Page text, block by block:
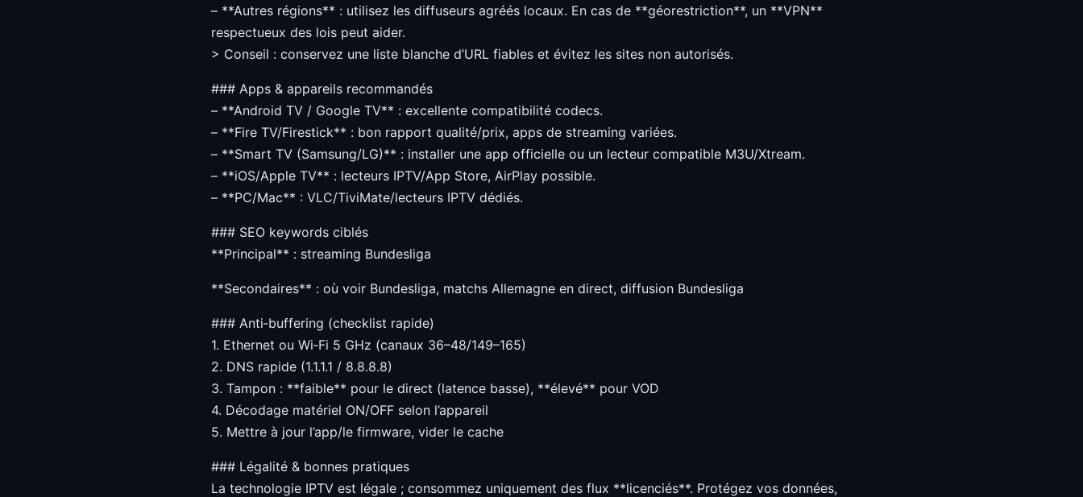
– **Autres régions** : utilisez les diffuseurs agréés locaux. En cas de **géorestriction**, un **VPN**
respectueux des lois peut aider.
> Conseil : conservez une liste blanche d’URL fiables et évitez les sites non autorisés.
### Apps & appareils recommandés
– **Android TV / Google TV** : excellente compatibilité codecs.
– **Fire TV/Firestick** : bon rapport qualité/prix, apps de streaming variées.
– **Smart TV (Samsung/LG)** : installer une app officielle ou un lecteur compatible M3U/Xtream.
– **iOS/Apple TV** : lecteurs IPTV/App Store, AirPlay possible.
– **PC/Mac** : VLC/TiviMate/lecteurs IPTV dédiés.
### SEO keywords ciblés
**Principal** : streaming Bundesliga
**Secondaires** : où voir Bundesliga, matchs Allemagne en direct, diffusion Bundesliga
### Anti‑buffering (checklist rapide)
1. Ethernet ou Wi‑Fi 5 GHz (canaux 36–48/149–165)
2. DNS rapide (1.1.1.1 / 8.8.8.8)
3. Tampon : **faible** pour le direct (latence basse), **élevé** pour VOD
4. Décodage matériel ON/OFF selon l’appareil
5. Mettre à jour l’app/le firmware, vider le cache
### Légalité & bonnes pratiques
La technologie IPTV est légale ; consommez uniquement des flux **licenciés**. Protégez vos données,